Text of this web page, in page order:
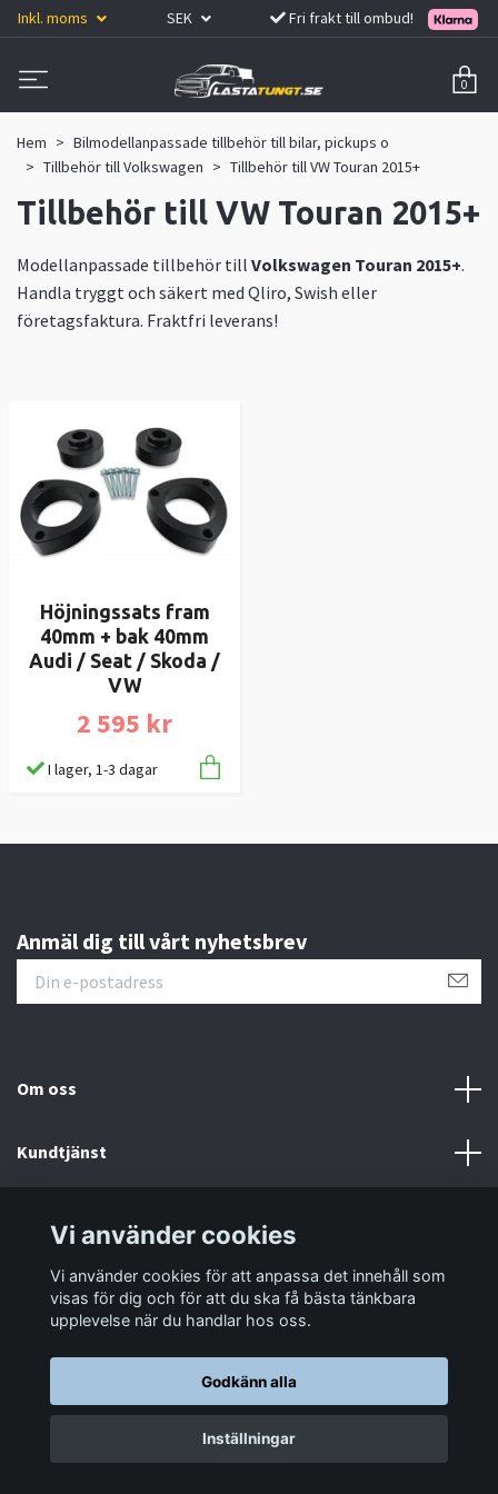
Inkl. moms SEK Fri frakt till ombud!
0
Hem
Bilmodellanpassade tillbehör till bilar, pickups o
Tillbehör till Volkswagen
Tillbehör till VW Touran 2015+
Tillbehör till VW Touran 2015+
Modellanpassade tillbehör till Volkswagen Touran 2015+.
Handla tryggt och säkert med Qliro, Swish eller
företagsfaktura. Fraktfri leverans!
Höjningssats fram
40mm + bak 40mm
Audi / Seat / Skoda /
VW
2 595 kr
I lager, 1-3 dagar
Anmäl dig till vårt nyhetsbrev
Om oss
Kundtjänst
Sociala medier
© 2026 LastaTungt.se
Vi använder cookies
Vi använder cookies för att anpassa det innehåll som
visas för dig och för att du ska få bästa tänkbara
upplevelse när du handlar hos oss.
Godkänn alla
Inställningar